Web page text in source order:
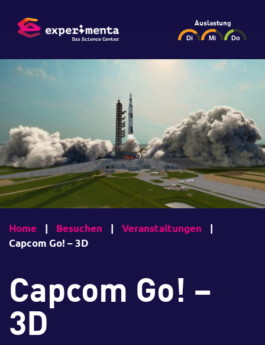
Auslastung
Home | Besuchen | Veranstaltungen
|
Capcom Go! – 3D
Capcom Go! –
3D